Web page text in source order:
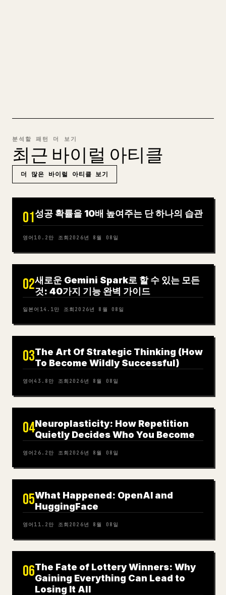
분석할 패턴 더 보기
최근 바이럴 아티클
더 많은 바이럴 아티클 보기
01성공 확률을 10배 높여주는 단 하나의 습관
영어 10.2만 조회 2026년 8월 08일
02새로운 Gemini Spark로 할 수 있는 모든
것: 40가지 기능 완벽 가이드
일본어 14.1만 조회 2026년 8월 08일
03The Art Of Strategic Thinking (How
To Become Wildly Successful)
영어43.8만 조회 2026년 8월 08일
04Neuroplasticity: How Repetition
Quietly Decides Who You Become
영어 26.2만 조회 2026년 8월 08일
05What Happened: OpenAI and
HuggingFace
영어 11.2만 조회 2026년 8월 08일
06The Fate of Lottery Winners: Why
Gaining Everything Can Lead to
Losing It All